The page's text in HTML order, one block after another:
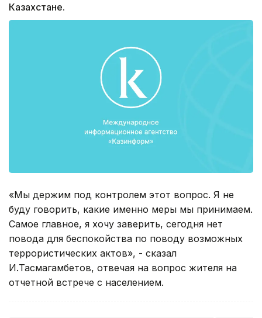
Казахстане.
«Мы держим под контролем этот вопрос. Я не
буду говорить, какие именно меры мы принимаем.
Самое главное, я хочу заверить, сегодня нет
повода для беспокойства по поводу возможных
террористических актов», - сказал
И.Тасмагамбетов, отвечая на вопрос жителя на
отчетной встрече с населением.